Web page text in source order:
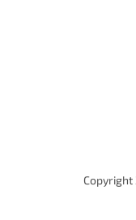
Copyright